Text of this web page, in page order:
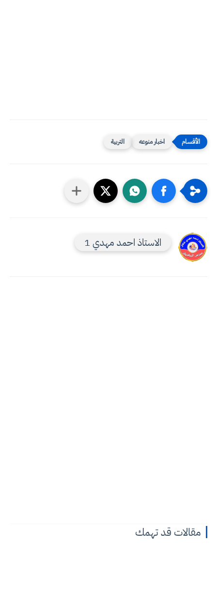
اخبار منوعه التربية
الاستاذ احمد مهدي 1
مقالات قد تهمك